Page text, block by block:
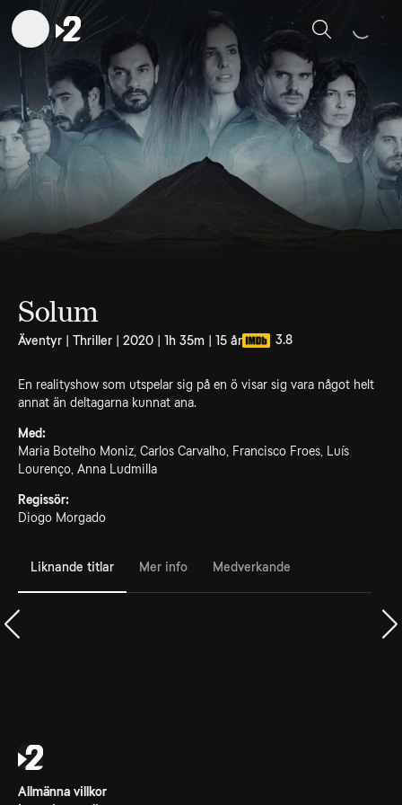
Sök
Solum
Äventyr | Thriller | 2020 | 1h 35m | 15 år 3.8
En realityshow som utspelar sig på en ö visar sig vara något helt
annat än deltagarna kunnat ana.
Med:
Maria Botelho Moniz, Carlos Carvalho, Francisco Froes, Luís
Lourenço, Anna Ludmilla
Regissör:
Diogo Morgado
Liknande titlar Mer info Medverkande
Allmänna villkor